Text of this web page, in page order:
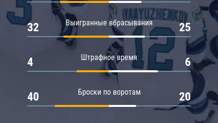
Выигранные вбрасывания
32 25
Штрафное время
4 6
Броски по воротам
40 20